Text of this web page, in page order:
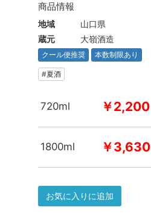
商品情報
地域
山口県
蔵元
大嶺酒造
クール便推奨 本数制限あり
#夏酒
720ml ￥2,200
1800ml ￥3,630
お気に入りに追加